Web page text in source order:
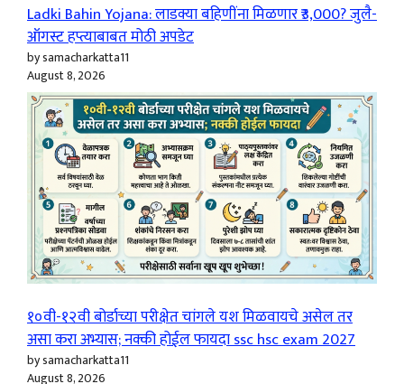
Ladki Bahin Yojana: लाडक्या बहिणींना मिळणार ₹3,000? जुलै-
ऑगस्ट हप्त्याबाबत मोठी अपडेट
by samacharkatta11
August 8, 2026
१०वी-१२वी बोर्डाच्या परीक्षेत चांगले यश मिळवायचे असेल तर
असा करा अभ्यास; नक्की होईल फायदा ssc hsc exam 2027
by samacharkatta11
August 8, 2026